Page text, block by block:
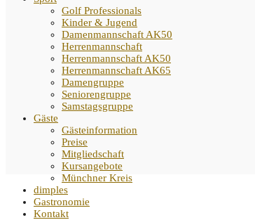
Golf Professionals
Kinder & Jugend
Damenmannschaft AK50
Herrenmannschaft
Herrenmannschaft AK50
Herrenmannschaft AK65
Damengruppe
Seniorengruppe
Samstagsgruppe
Gäste
Gästeinformation
Preise
Mitgliedschaft
Kursangebote
Münchner Kreis
dimples
Gastronomie
Kontakt